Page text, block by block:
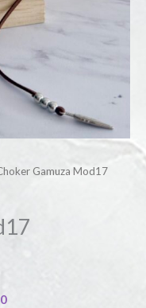
Gamuza Mod17